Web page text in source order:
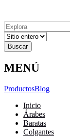
Resultados
para
MENÚ
ProductosBlog
Inicio
Árabes
Baratas
Colgantes